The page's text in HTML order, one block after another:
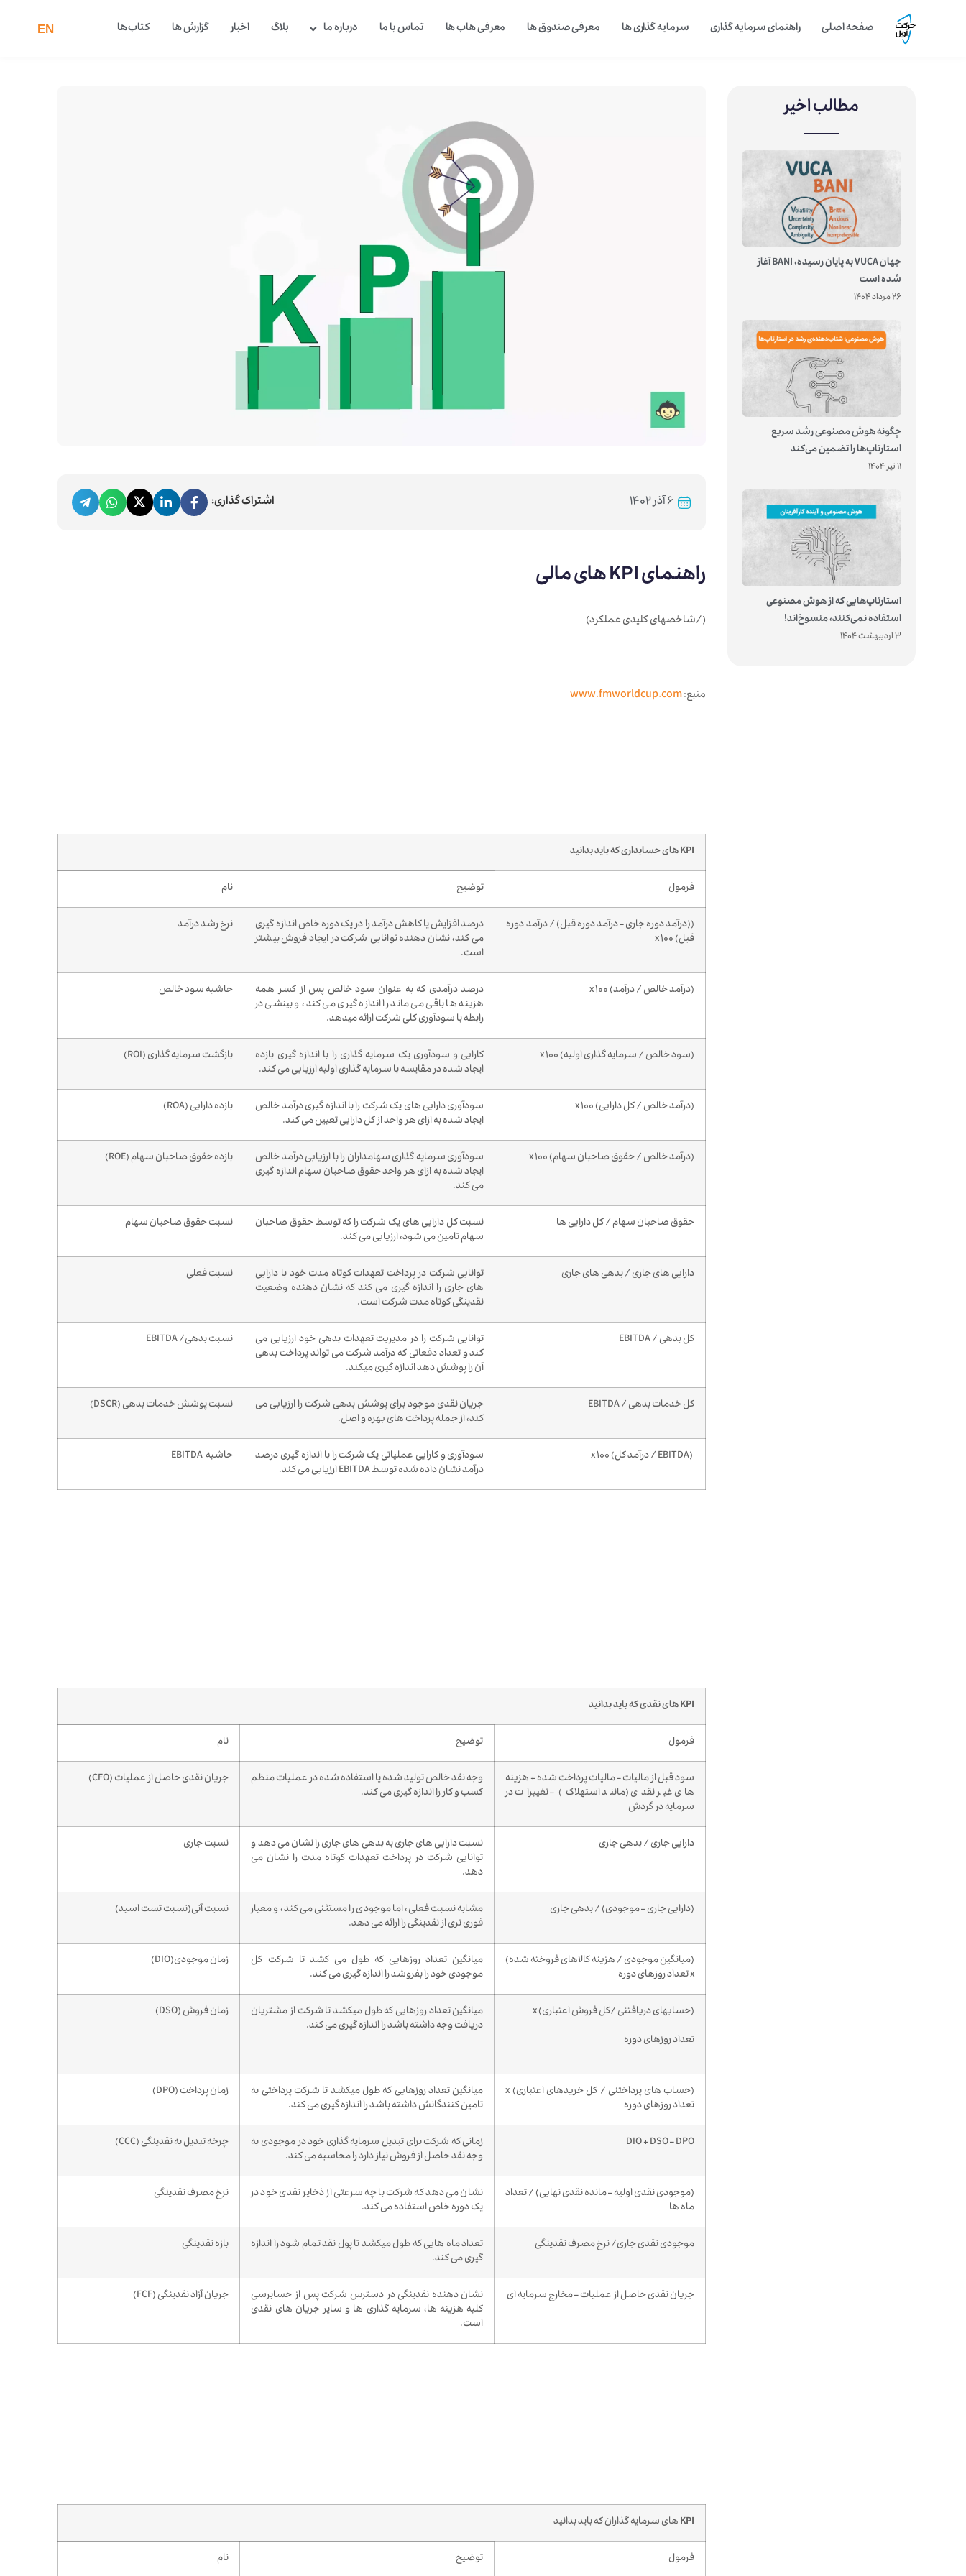
صفحه اصلی راهنمای سرمایه گذاری سرمایه گذاری ها معرفی صندوق ها معرفی هاب ها تماس با ما درباره ما بلاگ اخبار گزارش ها کتاب ها EN
مطالب اخیر
جهان VUCA به پایان رسیده، BANI آغاز
شده است
26 مرداد 1404
چگونه هوش مصنوعی رشد سریع
استارتاپ‌ها را تضمین می‌کند
11 تیر 1404
استارتاپ‌هایی که از هوش مصنوعی
استفاده نمی‌کنند، منسوخ‌اند!
3 اردیبهشت 1404
۶ آذر ۱۴۰۲ اشتراک گذاری:
راهنمای KPI های مالی
(/شاخصهای کلیدی عملکرد)
منبع:www.fmworldcup.com
KPIهای حسابداری که باید بدانید
فرمول توضیح نام
((درآمد دوره جاری – درآمد دوره قبل) / درآمد دوره
قبل) x 100
درصد افزایش یا کاهش درآمد را در یک دوره خاص اندازه گیری
می کند، نشان دهنده توانایی شرکت در ایجاد فروش بیشتر
است.
نرخ رشد درآمد
(درآمد خالص / درآمد) x 100
درصد درآمدی که به عنوان سود خالص پس از کسر همه
هزینه ها باقی می ماند را اندازه گیری می کند، و بینشی در
رابطه با سودآوری کلی شرکت ارائه میدهد.
حاشیه سود خالص
(سود خالص / سرمایه گذاری اولیه) x 100
کارایی و سودآوری یک سرمایه گذاری را با اندازه گیری بازده
ایجاد شده در مقایسه با سرمایه گذاری اولیه ارزیابی می کند.
بازگشت سرمایه گذاری (ROI)
(درآمد خالص / کل دارایی) x 100
سودآوری دارایی های یک شرکت را با اندازه گیری درآمد خالص
ایجاد شده به ازای هر واحد از کل دارایی تعیین می کند.
بازده دارایی (ROA)
(درآمد خالص / حقوق صاحبان سهام) x 100
سودآوری سرمایه گذاری سهامداران را با ارزیابی درآمد خالص
ایجاد شده به ازای هر واحد حقوق صاحبان سهام اندازه گیری
می کند.
بازده حقوق صاحبان سهام (ROE)
حقوق صاحبان سهام / کل دارایی ها
نسبت کل دارایی های یک شرکت را که توسط حقوق صاحبان
سهام تامین می شود، ارزیابی می کند.
نسبت حقوق صاحبان سهام
دارایی های جاری / بدهی های جاری
توانایی شرکت در پرداخت تعهدات کوتاه مدت خود با دارایی
های جاری را اندازه گیری می کند که نشان دهنده وضعیت
نقدینگی کوتاه مدت شرکت است.
نسبت فعلی
کل بدهی / EBITDA
توانایی شرکت را در مدیریت تعهدات بدهی خود ارزیابی می
کند و تعداد دفعاتی که درآمد شرکت می تواند پرداخت بدهی
آن را پوشش دهد اندازه گیری میکند.
نسبت بدهی/ EBITDA
کل خدمات بدهی / EBITDA
جریان نقدی موجود برای پوشش بدهی شرکت را ارزیابی می
کند، از جمله پرداخت های بهره و اصل.
نسبت پوشش خدمات بدهی (DSCR)
(EBITDA / درآمد کل) x 100
سودآوری و کارایی عملیاتی یک شرکت را با اندازه گیری درصد
درآمد نشان داده شده توسط EBITDA ارزیابی می کند.
حاشیه EBITDA
KPIهای نقدی که باید بدانید
فرمول توضیح نام
سود قبل از مالیات – مالیات پرداخت شده + هزینه
های غیر نقدی (مانند استهلاک) – تغییرات در
سرمایه در گردش
وجه نقد خالص تولید شده یا استفاده شده در عملیات منظم
کسب و کار را اندازه گیری می کند.
جریان نقدی حاصل از عملیات (CFO)
دارایی جاری / بدهی جاری
نسبت دارایی های جاری به بدهی های جاری را نشان می دهد و
توانایی شرکت در پرداخت تعهدات کوتاه مدت را نشان می
دهد.
نسبت جاری
(دارایی جاری – موجودی) / بدهی جاری
مشابه نسبت فعلی، اما موجودی را مستثنی می کند، و معیار
فوری تری از نقدینگی را ارائه می دهد.
نسبت آنی(نسبت تست اسید)
(میانگین موجودی / هزینه کالاهای فروخته شده)
x تعداد روزهای دوره
میانگین تعداد روزهایی که طول می کشد تا شرکت کل
موجودی خود را بفروشد را اندازه گیری می کند.
زمان موجودی(DIO)
(حسابهای دریافتنی /کل فروش اعتباری) x
تعداد روزهای دوره
میانگین تعداد روزهایی که طول میکشد تا شرکت از مشتریان
دریافت وجه داشته باشد را اندازه گیری می کند.
زمان فروش (DSO)
(حساب های پرداختنی / کل خریدهای اعتباری) x
تعداد روزهای دوره
میانگین تعداد روزهایی که طول میکشد تا شرکت پرداختی به
تامین کنندگانش داشته باشد را اندازه گیری می کند.
زمان پرداخت (DPO)
DIO + DSO – DPO
زمانی که شرکت برای تبدیل سرمایه گذاری خود در موجودی به
وجه نقد حاصل از فروش نیاز دارد را محاسبه می کند.
چرخه تبدیل به نقدینگی (CCC)
(موجودی نقدی اولیه – مانده نقدی نهایی) / تعداد
ماه ها
نشان می دهد که شرکت با چه سرعتی از ذخایر نقدی خود در
یک دوره خاص استفاده می کند.
نرخ مصرف نقدینگی
موجودی نقدی جاری/ نرخ مصرف نقدینگی
تعداد ماه هایی که طول میکشد تا پول نقد تمام شود را اندازه
گیری می کند.
بازه نقدینگی
جریان نقدی حاصل از عملیات – مخارج سرمایه ای
نشان دهنده نقدینگی در دسترس شرکت پس از حسابرسی
کلیه هزینه ها، سرمایه گذاری ها و سایر جریان های نقدی
است.
جریان آزاد نقدینگی (FCF)
KPIهای سرمایه گذاران که باید بدانید
فرمول توضیح نام